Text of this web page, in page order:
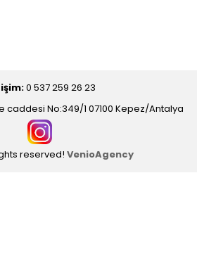
0 537 259 26 23
caddesi No:349/1 07100 Kepez/Antalya
reserved! VenioAgency